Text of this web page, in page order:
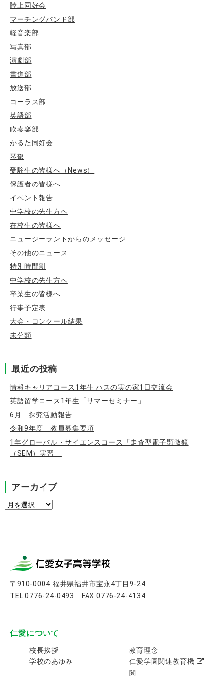
陸上同好会
マーチングバンド部
軽音楽部
写真部
演劇部
書道部
放送部
コーラス部
英語部
吹奏楽部
かるた同好会
琴部
受験生の皆様へ（News）
保護者の皆様へ
イベント報告
中学校の先生方へ
在校生の皆様へ
ニュージーランドからのメッセージ
その他のニュース
特別時間割
中学校の先生方へ
卒業生の皆様へ
行事予定表
大会・コンクール結果
未分類
最近の投稿
情報キャリアコース1年生 ハスの実の家1日交流会
英語留学コース1年生「サマーセミナー」
6月 探究活動報告
令和9年度 教員募集要項
1年グローバル・サイエンスコース「走査型電子顕微鏡
（SEM）実習」
アーカイブ
ア
〒910-0004 福井県福井市宝永4丁目9-24
TEL.0776-24-0493 FAX.0776-24-4134
仁愛について
校長挨拶
教育理念
学校のあゆみ
仁愛学園関連教育機
関